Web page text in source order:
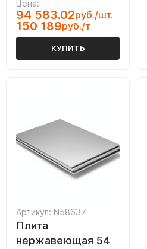
Цена:
94 583.02руб./шт.
150 189руб./т
КУПИТЬ
Артикул: N58637
Плита
нержавеющая 54